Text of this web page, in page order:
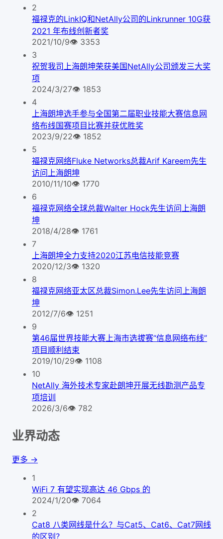
2
福禄克的LinkIQ和NetAlly公司的Linkrunner 10G获
2021 年布线创新者奖
2021/10/9👁 3353
3
祝贺我司上海朗坤荣获美国NetAlly公司颁发三大奖
项
2024/3/27👁 1853
4
上海朗坤选手参与全国第二届职业技能大赛信息网
络布线国赛项目比赛并获优胜奖
2023/9/22👁 1852
5
福禄克网络Fluke Networks总裁Arif Kareem先生
访问上海朗坤
2010/11/10👁 1770
6
福禄克网络全球总裁Walter Hock先生访问上海朗
坤
2018/4/28👁 1761
7
上海朗坤全力支持2020江苏电信技能竞赛
2020/12/3👁 1320
8
福禄克网络亚太区总裁Simon.Lee先生访问上海朗
坤
2012/7/6👁 1251
9
第46届世界技能大赛上海市选拔赛“信息网络布线”
项目顺利结束
2019/10/29👁 1108
10
NetAlly 海外技术专家赴朗坤开展无线勘测产品专
项培训
2026/3/6👁 782
业界动态
更多 →
1
WiFi 7 有望实现高达 46 Gbps 的
2024/1/20👁 7064
2
Cat8 八类网线是什么？与Cat5、Cat6、Cat7网线
的区别？